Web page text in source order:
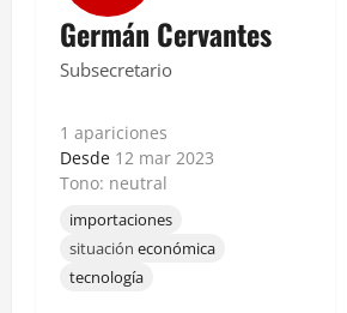
Germán Cervantes
Subsecretario
1 apariciones
Desde 12 mar 2023
Tono: neutral
importaciones
situación económica
tecnología